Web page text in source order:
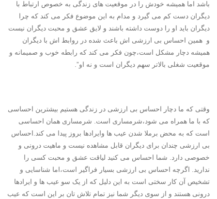
باشد اما همیشه خودش را در موقعیت های زندگی به خصوص ارتباط با
دیگران دست کم می گیرد و مدام به این موضوع فکر می کند که چرا
دیگران باید او را دوست داشته باشند و لایق عشق و محبت دیگران نیست
و همین احساس بی ارزشی اش باعث شده در روابط اش با دیگران
همیشه دچار مشکل است،چون فکر می کند که رابطه خوب و صمیمانه و
موقعیت شغلی بالاتر سهم دیگران است و نه او”.
وقتی که ما دچار احساس بی ارزشی در زندگی هستیم بیشترین احساسی
که با ما همراه می شود،شرمساری است. شرمساری همان احساسی
است که به محض برملا شدن عیب ها وایرادها بروز پیدا می کند.احساس
بی ارزشی چندان برای دیگران قابل مشاهده نیست و ماهیت درونی و
خصوصی دارد. شما احساس می کنید لیاقت عشق و محبت کسی را
ندارید. اگرچه احساس بی ارزشی بسیار فراگیر است،اما شناسایی و
تشخیص آن کار سختی است به این دلیل که از یک سو عیب ها و ایرادها
درونی هستند و از سوی دیگر شما نیز تمام تلاش تان بر این است که عیب